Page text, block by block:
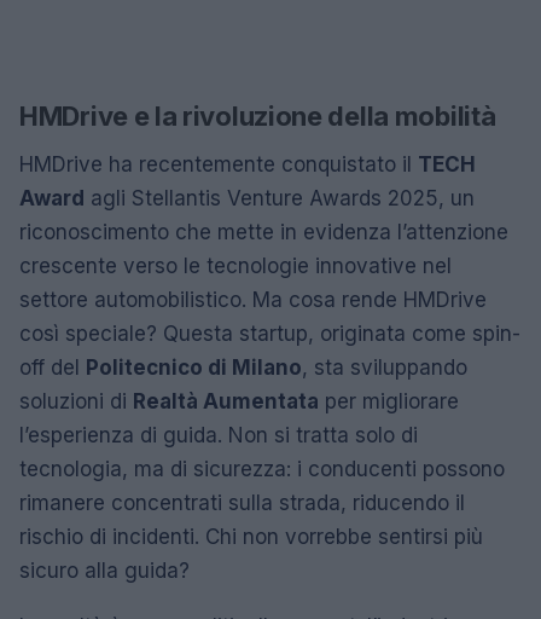
HMDrive e la rivoluzione della mobilità
HMDrive ha recentemente conquistato il TECH
Award agli Stellantis Venture Awards 2025, un
riconoscimento che mette in evidenza l’attenzione
crescente verso le tecnologie innovative nel
settore automobilistico. Ma cosa rende HMDrive
così speciale? Questa startup, originata come spin-
off del
Politecnico di Milano, sta sviluppando
soluzioni di Realtà Aumentata per migliorare
l’esperienza di guida. Non si tratta solo di
tecnologia, ma di sicurezza: i conducenti possono
rimanere concentrati sulla strada, riducendo il
rischio di incidenti. Chi non vorrebbe sentirsi più
sicuro alla guida?